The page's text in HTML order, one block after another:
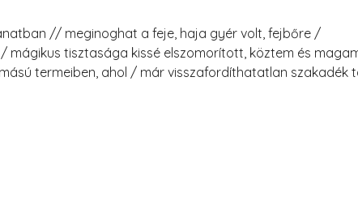
// meginoghat a feje, haja gyér volt, fejbőre /
mágikus tisztasága kissé elszomorított, köztem és
termeiben, ahol / már visszafordíthatatlan szakadék